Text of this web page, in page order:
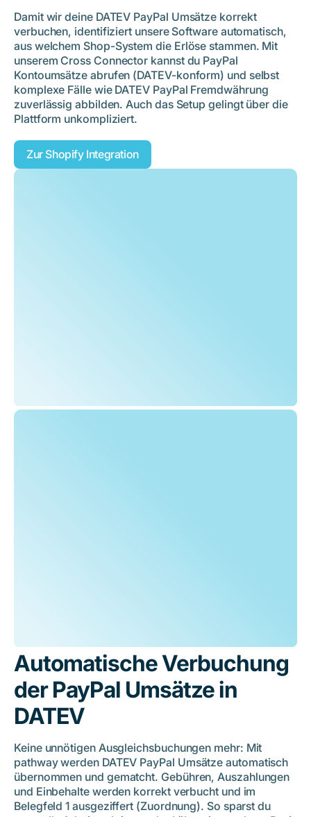
Damit wir deine DATEV PayPal Umsätze korrekt
verbuchen, identifiziert unsere Software automatisch,
aus welchem Shop-System die Erlöse stammen. Mit
unserem Cross Connector kannst du PayPal
Kontoumsätze abrufen (DATEV-konform) und selbst
komplexe Fälle wie DATEV PayPal Fremdwährung
zuverlässig abbilden. Auch das Setup gelingt über die
Plattform unkompliziert.
Zur Shopify Integration
Automatische Verbuchung
der PayPal Umsätze in
DATEV
Keine unnötigen Ausgleichsbuchungen mehr: Mit
pathway werden DATEV PayPal Umsätze automatisch
übernommen und gematcht. Gebühren, Auszahlungen
und Einbehalte werden korrekt verbucht und im
Belegfeld 1 ausgeziffert (Zuordnung). So sparst du